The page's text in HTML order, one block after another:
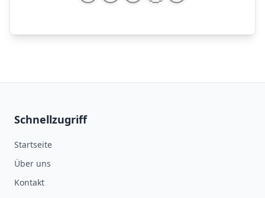
Schnellzugriff
Startseite
Über uns
Kontakt